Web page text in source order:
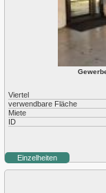
Viertel
verwendbare Fläche
Miete
ID
Einzelheiten